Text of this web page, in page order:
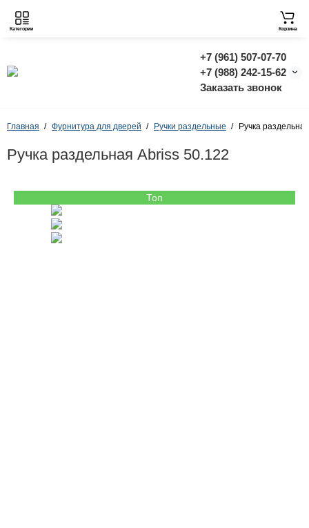
+7 (961) 507-07-70
+7 (988) 242-15-62
Заказать звонок
Категории Корзина
Главная Фурнитура для дверей Ручки раздельные Ручка
Ручка раздельная Abriss 50.122
Топ